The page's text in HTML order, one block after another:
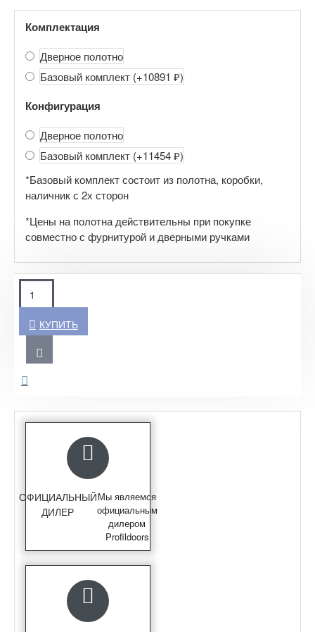
Комплектация
Дверное полотно
Базовый комплект (+10891 ₽)
Конфигурация
Дверное полотно
Базовый комплект (+11454 ₽)
*Базовый комплект состоит из полотна, коробки,
наличник с 2х сторон
*Цены на полотна действительны при покупке
совместно с фурнитурой и дверными ручками
КУПИТЬ
ОФИЦИАЛЬНЫЙ
ДИЛЕР
Мы являемся
официальным
дилером
Profildoors